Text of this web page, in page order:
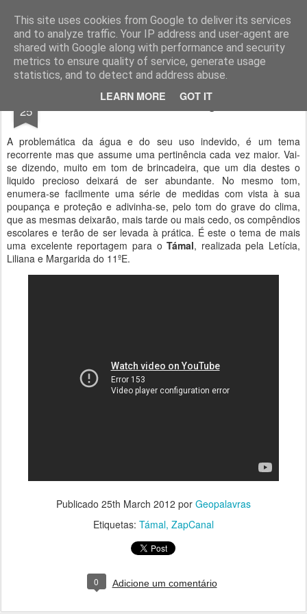
This site uses cookies from Google to deliver its services
and to analyze traffic. Your IP address and user-agent are
shared with Google along with performance and security
metrics to ensure quality of service, generate usage
statistics, and to detect and address abuse.
LEARN MORE GOT IT
Geopalavras
canal800 clique ZapCanal
25 Dia mundial da água.
A problemática da água e do seu uso indevido, é um tema
recorrente mas que assume uma pertinência cada vez maior. Vai-
se dizendo, muito em tom de brincadeira, que um dia destes o
liquido precioso deixará de ser abundante. No mesmo tom,
enumera-se facilmente uma série de medidas com vista à sua
poupança e proteção e adivinha-se, pelo tom do grave do clima,
que as mesmas deixarão, mais tarde ou mais cedo, os compêndios
escolares e terão de ser levada à prática. É este o tema de mais
uma excelente reportagem para oTámal, realizada pela Letícia,
Liliana e Margarida do 11ºE.
Publicado 25th March 2012 por Geopalavras
Etiquetas: Támal ZapCanal
0 Adicione um comentário